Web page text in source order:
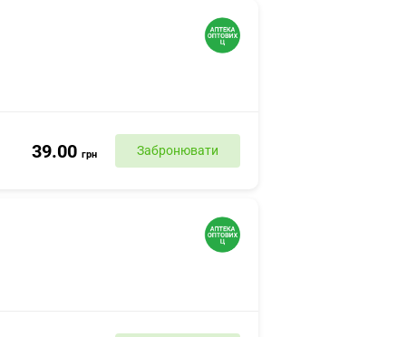
39.00 грн Забронювати